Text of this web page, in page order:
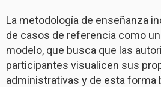
La metodología de enseñanza
de casos de referencia como
modelo, que busca que las
participantes visualicen sus
administrativas y de esta forma